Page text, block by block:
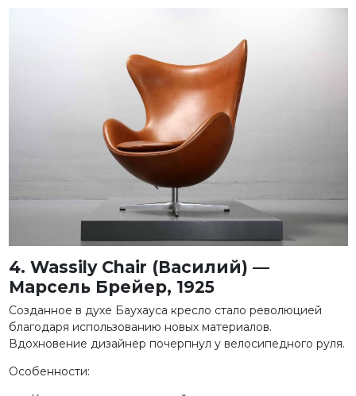
4. Wassily Chair (Василий) —
Марсель Брейер, 1925
Созданное в духе Баухауса кресло стало революцией
благодаря использованию новых материалов.
Вдохновение дизайнер почерпнул у велосипедного руля.
Особенности: